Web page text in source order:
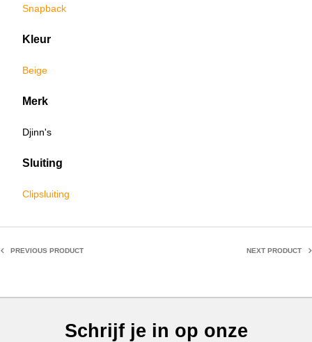
Snapback
Kleur
Beige
Merk
Djinn's
Sluiting
Clipsluiting
PREVIOUS PRODUCT NEXT PRODUCT
Schrijf je in op onze